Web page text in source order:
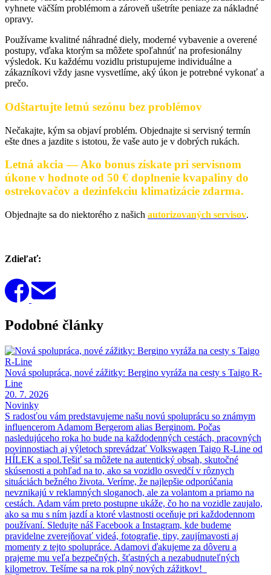
vyhnete väčším problémom a zároveň ušetríte peniaze za nákladné
opravy.
Používame kvalitné náhradné diely, moderné vybavenie a overené
postupy, vďaka ktorým sa môžete spoľahnúť na profesionálny
výsledok. Ku každému vozidlu pristupujeme individuálne a
zákazníkovi vždy jasne vysvetlíme, aký úkon je potrebné vykonať a
prečo.
Odštartujte letnú sezónu bez problémov
Nečakajte, kým sa objaví problém. Objednajte si servisný termín
ešte dnes a jazdite s istotou, že vaše auto je v dobrých rukách.
Letná akcia —Ako bonus získate pri servisnom
úkone v hodnote od 50 € doplnenie kvapaliny do
ostrekovačov a dezinfekciu klimatizácie zdarma.
Objednajte sa do niektorého z našich autorizovaných servisov.
Zdieľať:
Podobné články
Nová spolupráca, nové zážitky: Bergino vyráža na cesty s Taigo R-
Line
20. 7. 2026
Novinky
S radosťou vám predstavujeme našu novú spoluprácu so známym
influencerom Adamom Bergerom alias Berginom. Počas
nasledujúceho roka ho bude na každodenných cestách, pracovných
povinnostiach aj výletoch sprevádzať Volkswagen Taigo R-Line od
HÍLEK a spol.Tešiť sa môžete na autentický obsah, skutočné
skúsenosti a pohľad na to, ako sa vozidlo osvedčí v rôznych
situáciách bežného života. Veríme, že najlepšie odporúčania
nevznikajú v reklamných sloganoch, ale za volantom a priamo na
cestách. Adam vám preto postupne ukáže, čo ho na vozidle zaujalo,
ako sa mu s ním jazdí a ktoré vlastnosti oceňuje pri každodennom
používaní. Sledujte náš Facebook a Instagram, kde budeme
pravidelne zverejňovať videá, fotografie, tipy, zaujímavosti aj
momenty z tejto spolupráce. Adamovi ďakujeme za dôveru a
prajeme mu veľa bezpečných, šťastných a nezabudnuteľných
kilometrov. Tešíme sa na rok plný nových zážitkov!